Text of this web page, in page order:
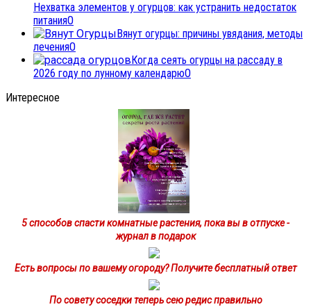
Нехватка элементов у огурцов: как устранить недостаток
питания0
Вянут огурцы: причины увядания, методы
лечения0
Когда сеять огурцы на рассаду в
2026 году по лунному календарю0
Интересное
5 способов спасти комнатные растения, пока вы в отпуске -
журнал в подарок
Есть вопросы по вашему огороду? Получите бесплатный ответ
По совету соседки теперь сею редис правильно